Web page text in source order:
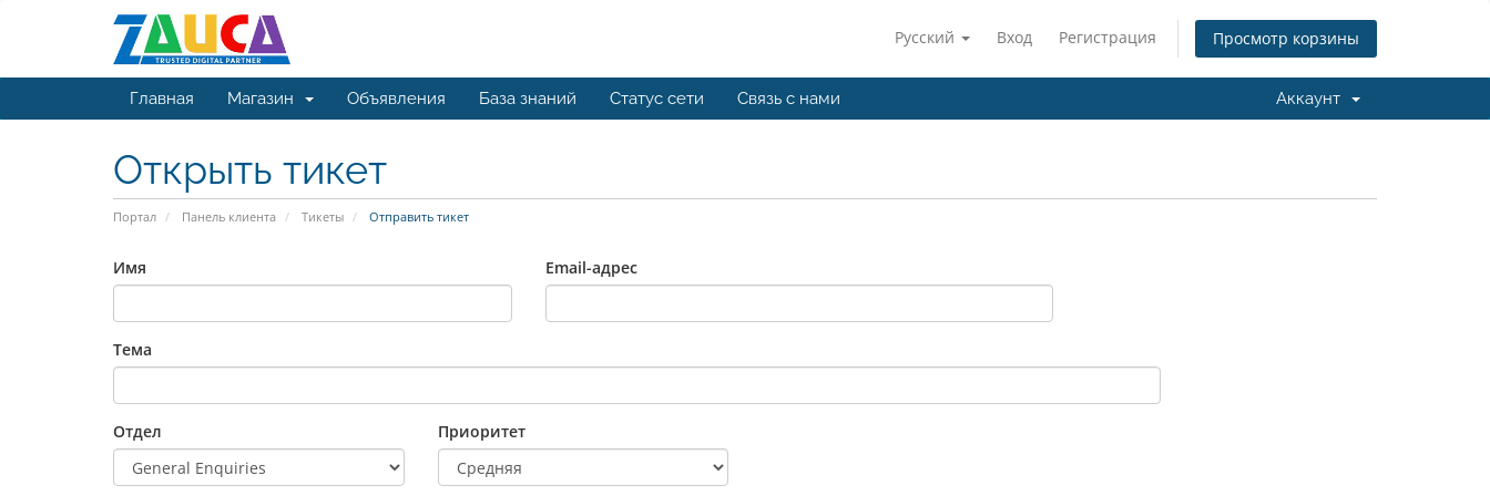
Русский Вход Регистрация Просмотр корзины
Главная Магазин Объявления База знаний Статус сети Связь с нами Аккаунт
Открыть тикет
Портал Панель клиента Тикеты Отправить тикет
Имя Email-адрес
Тема
Отдел Приоритет